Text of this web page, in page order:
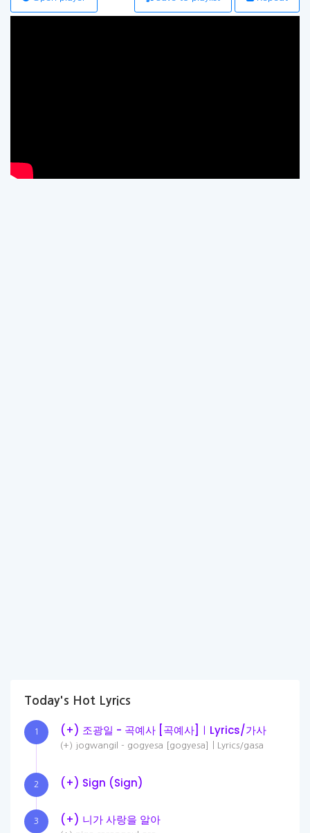
Today's Hot Lyrics
1 (+) 조광일 - 곡예사 [곡예사]ㅣLyrics/가사
(+) jogwangil - gogyesa [gogyesa]ㅣLyrics/gasa
2 (+) Sign (Sign)
3 (+) 니가 사랑을 알아